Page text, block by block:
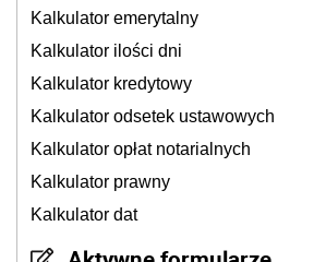
Kalkulator emerytalny
Kalkulator ilości dni
Kalkulator kredytowy
Kalkulator odsetek ustawowych
Kalkulator opłat notarialnych
Kalkulator prawny
Kalkulator dat